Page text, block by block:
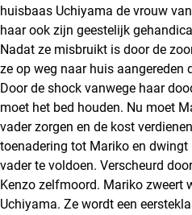
huisbaas Uchiyama de vrouw
haar ook zijn geestelijk
Nadat ze misbruikt is door de
ze op weg naar huis aangereden
Door de shock vanwege haar
moet het bed houden. Nu moet
vader zorgen en de kost
toenadering tot Mariko en
vader te voldoen. Verscheurd
Kenzo zelfmoord. Mariko zweert
Uchiyama. Ze wordt een